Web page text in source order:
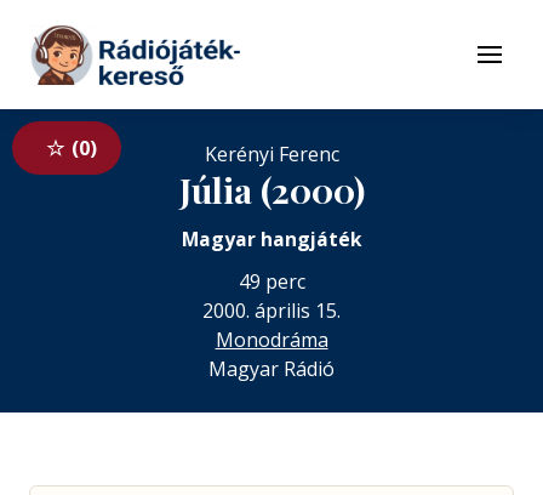
Tovább a tartalomhoz
Menü
0 Kerényi Ferenc
Júlia (2000)
Magyar hangjáték
49 perc
2000. április 15.
Monodráma
Magyar Rádió